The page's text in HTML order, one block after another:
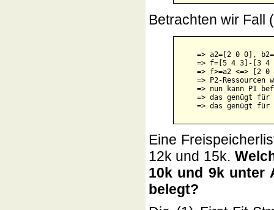
Betrachten wir Fall
=> a2=[2 0 0],
=> f=[5 4 3]-[3 4
=> f>=a2 <=> [2 0
=> P2-Ressourcen
=> nun kann P1
=> das genügt für
Eine
12k und 15k.
10k und 9k
belegt?